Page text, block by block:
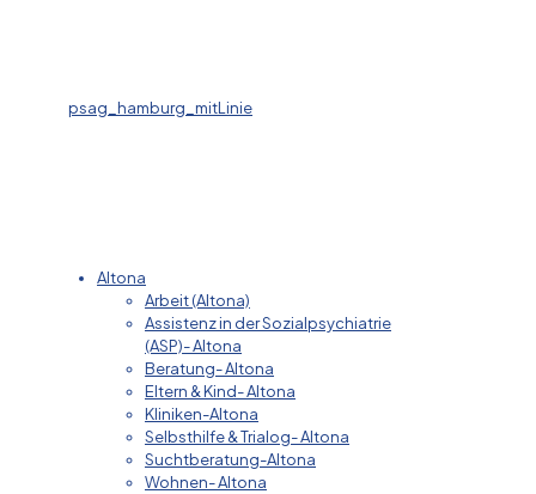
Altona
Arbeit (Altona)
Assistenz in der Sozialpsychiatrie
(ASP)- Altona
Beratung- Altona
Eltern & Kind- Altona
Kliniken-Altona
Selbsthilfe & Trialog- Altona
Suchtberatung-Altona
Wohnen- Altona